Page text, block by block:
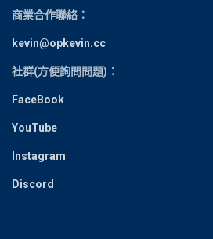
商業合作聯絡：
kevin@opkevin.cc
社群(方便詢問問題)：
FaceBook
YouTube
Instagram
Discord